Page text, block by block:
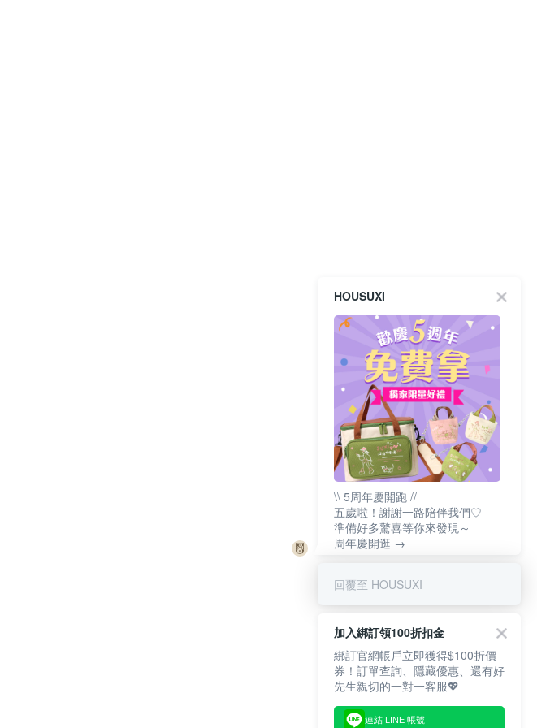
HOUSUXI
\\ 5周年慶開跑 //
五歲啦！謝謝一路陪伴我們♡
準備好多驚喜等你來發現～
周年慶開逛 →
回覆至 HOUSUXI
加入綁訂領100折扣金
綁訂官網帳戶立即獲得$100折價
券！訂單查詢、隱藏優惠、還有好
先生親切的一對一客服💖
連結 LINE 帳號